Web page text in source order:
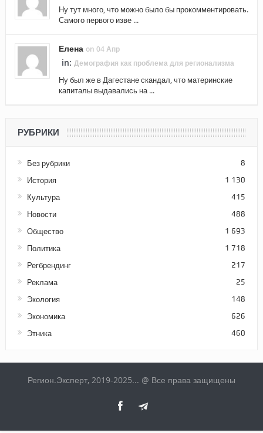
Ну тут много, что можно было бы прокомментировать.
Самого первого изве ...
Елена on 04 Апр
in: Демография как проблема для регионализма
Ну был же в Дагестане скандал, что материнские
капиталы выдавались на ...
РУБРИКИ
Без рубрики 8
История 1 130
Культура 415
Новости 488
Общество 1 693
Политика 1 718
Регбрендинг 217
Реклама 25
Экология 148
Экономика 626
Этника 460
Регион.Эксперт, 2019-2025... @ Все права защищены